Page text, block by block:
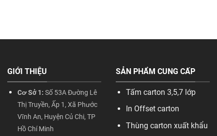
GIỚI THIỆU
Cơ Sở 1: Số 53A Đường Lê
Thị Truyền, Ấp 1, Xã Phước
Vĩnh An, Huyện Củ Chi, TP
Hồ Chí Minh
SẢN PHẨM CUNG CẤP
Tấm carton 3,5,7 lớp
In Offset carton
Thùng carton xuất khẩu